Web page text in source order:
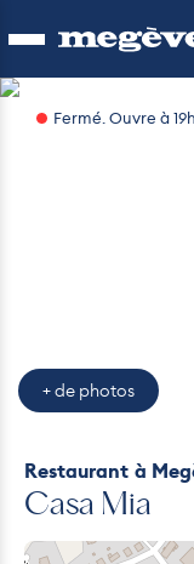
Ouvrir le menu
Restaurant à
Casa Mia
+ de photos
Fermé. Ouvre à